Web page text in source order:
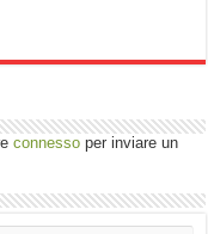
connesso per inviare un